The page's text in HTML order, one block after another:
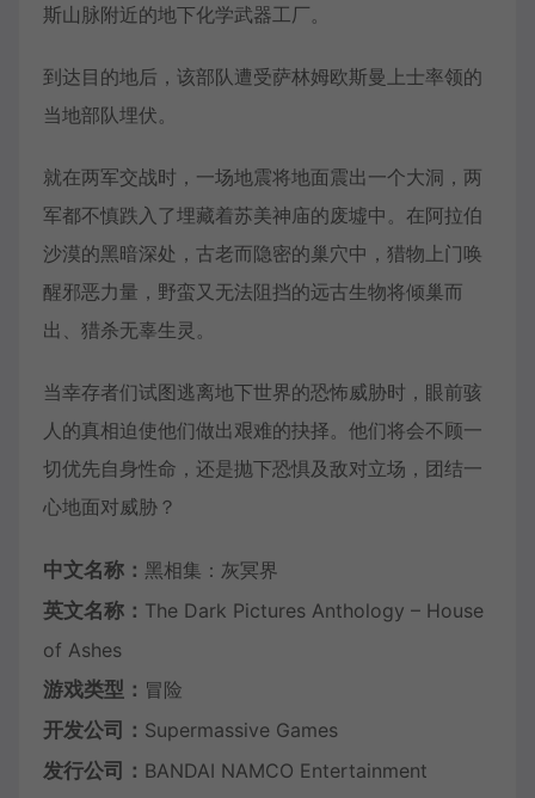
斯山脉附近的地下化学武器工厂。
到达目的地后，该部队遭受萨林姆欧斯曼上士率领的
当地部队埋伏。
就在两军交战时，一场地震将地面震出一个大洞，两
军都不慎跌入了埋藏着苏美神庙的废墟中。在阿拉伯
沙漠的黑暗深处，古老而隐密的巢穴中，猎物上门唤
醒邪恶力量，野蛮又无法阻挡的远古生物将倾巢而
出、猎杀无辜生灵。
当幸存者们试图逃离地下世界的恐怖威胁时，眼前骇
人的真相迫使他们做出艰难的抉择。他们将会不顾一
切优先自身性命，还是抛下恐惧及敌对立场，团结一
心地面对威胁？
中文名称： 黑相集：灰冥界
英文名称： The Dark Pictures Anthology – House
of Ashes
游戏类型： 冒险
开发公司： Supermassive Games
发行公司： BANDAI NAMCO Entertainment